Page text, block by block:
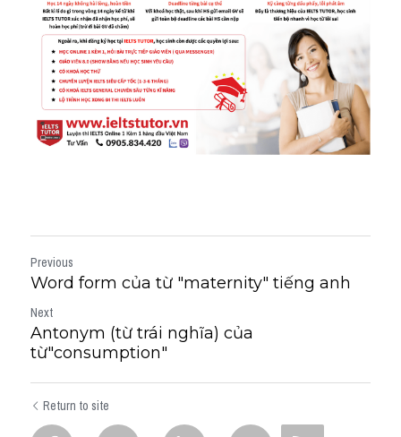
Previous
Word form của từ "maternity" tiếng anh
Next
Antonym (từ trái nghĩa) của
từ"consumption"
Return to site